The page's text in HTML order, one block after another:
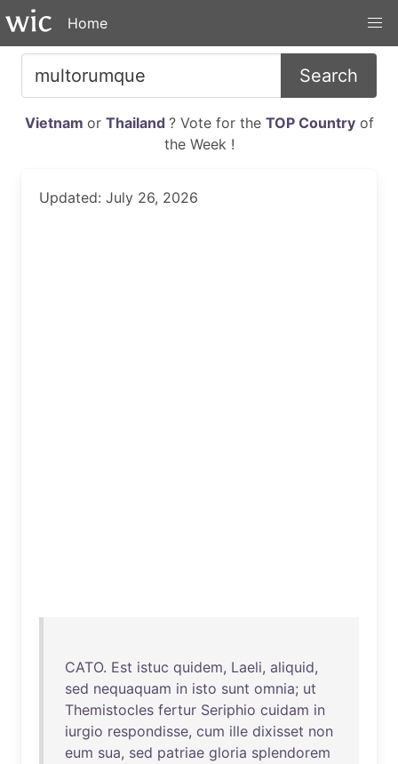
Home
Search
Vietnam or Thailand ? Vote for the TOP Countryof
the Week !
Updated: July 26, 2026
CATO. Est istuc quidem, Laeli, aliquid,
sed nequaquam in isto sunt omnia; ut
Themistocles fertur Seriphio cuidam in
iurgio respondisse, cum ille dixisset non
eum sua, sed patriae gloria splendorem